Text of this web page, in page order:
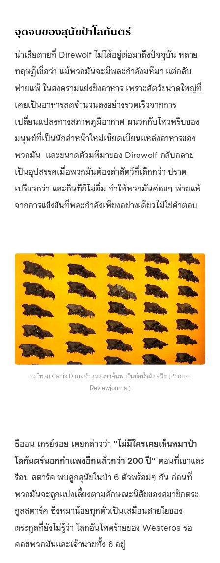
จุดจบของสุนัขป่าโลกันตร์
น่าเสียดายที่ Direwolf ไม่ได้อยู่ต่อมาถึงปัจจุบัน หลาย
ทฤษฏีเชื่อว่า แม้พวกมันจะมีพละกำลังมหึมา แต่กลับ
พ่ายแพ้ ในสงครามแย่งชิงอาหาร เพราะสัตว์ขนาดใหญ่ที่
เคยเป็นอาหารลดจำนวนลงอย่างรวดเร็วจากการ
เปลี่ยนแปลงทางสภาพภูมิอากาศ ผนวกกับไหวพริบของ
มนุษย์ที่เป็นนักล่าหน้าใหม่เบียดเบียนแหล่งอาหารของ
พวกมัน และขนาดตัวมหึมาของ Direwolf กลับกลาย
เป็นอุปสรรคเมื่อพวกมันต้องล่าสัตว์ที่เล็กกว่า ปราด
เปรียวกว่า และกินทีก็ไม่อิ่ม ทำให้พวกมันค่อยๆ พ่ายแพ้
จากการแข็งขันที่พละกำลังเพียงอย่างเดียวไม่ใช่คำตอบ
กะโหลก Canis Dirus จำนวนมากค้นพบในบ่อน้ำมันหมืด (Photo :
Reviewjournal)
ธีออน เกรย์จอย เคยกล่าวว่า “ไม่มีใครเคยเห็นหมาป่า
โลกันตร์นอกกำแพงอีกแล้วกว่า 200 ปี” ตอนที่เขาและ
ร็อบ สตาร์ค พบลูกสุนัขในป่า 6 ตัวพร้อมๆ กัน ก่อนที่
พวกมันจะถูกแบ่งเลี้ยงตามลักษณะนิสัยของสมาชิกตระ
กูลสตาร์ค ซึ่งหมาน้อยทุกตัวเป็นเสมือนสายใยของ
ตระกูลที่ยังไม่รู้ว่า โลกอันโหดร้ายของ Westeros รอ
คอยพวกมันและเจ้านายทั้ง 6 อยู่